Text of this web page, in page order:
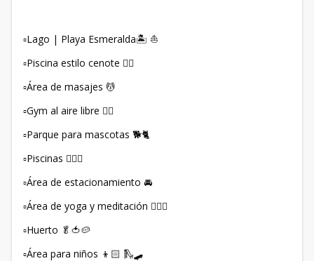
▫️Lago | Playa Esmeralda🏝️ ⛵️
▫️Piscina estilo cenote 🏊‍♂️
▫️Área de masajes 💆
▫️Gym al aire libre 🏋🏻
▫️Parque para mascotas 🐕🐈
▫️Piscinas 🏊🏻‍♀️
▫️Área de estacionamiento 🚘
▫️Área de yoga y meditación 🧘🏻‍♀️
▫️Huerto 🥬🍅🥔
▫️Área para niños 👦🏻 🛝🛹